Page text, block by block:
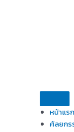
หน้าแรก
ศัลยกร